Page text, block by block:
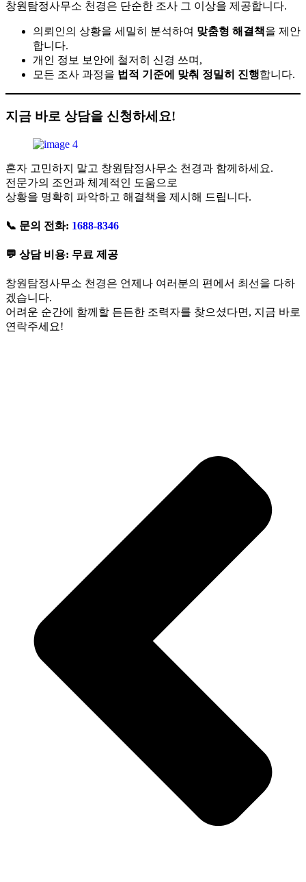
창원탐정사무소 천경은 단순한 조사 그 이상을 제공합니다.
의뢰인의 상황을 세밀히 분석하여 맞춤형 해결책을 제안
합니다.
개인 정보 보안에 철저히 신경 쓰며,
모든 조사 과정을 법적 기준에 맞춰 정밀히 진행합니다.
지금 바로 상담을 신청하세요!
혼자 고민하지 말고 창원탐정사무소 천경과 함께하세요.
전문가의 조언과 체계적인 도움으로
상황을 명확히 파악하고 해결책을 제시해 드립니다.
📞 문의 전화: 1688-8346
💬 상담 비용: 무료 제공
창원탐정사무소 천경은 언제나 여러분의 편에서 최선을 다하
겠습니다.
어려운 순간에 함께할 든든한 조력자를 찾으셨다면, 지금 바로
연락주세요!